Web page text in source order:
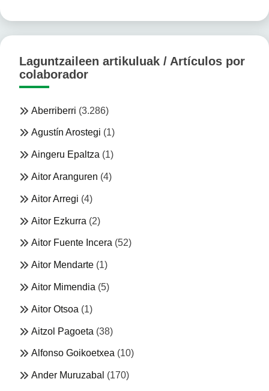
Laguntzaileen artikuluak / Artículos por
colaborador
Aberriberri (3.286)
Agustín Arostegi (1)
Aingeru Epaltza (1)
Aitor Aranguren (4)
Aitor Arregi (4)
Aitor Ezkurra (2)
Aitor Fuente Incera (52)
Aitor Mendarte (1)
Aitor Mimendia (5)
Aitor Otsoa (1)
Aitzol Pagoeta (38)
Alfonso Goikoetxea (10)
Ander Muruzabal (170)